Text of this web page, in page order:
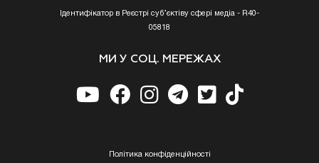
Ідентифікатор в Реєстрі суб’єктіву сфері медіа - R40-
05818
МИ У СОЦ. МЕРЕЖАХ
Полiтика конфiденцiйностi